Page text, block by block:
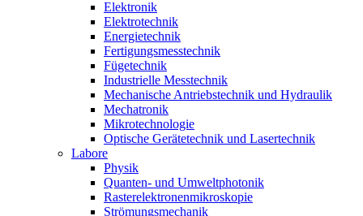
Elektronik
Elektrotechnik
Energietechnik
Fertigungsmesstechnik
Fügetechnik
Industrielle Messtechnik
Mechanische Antriebstechnik und Hydraulik
Mechatronik
Mikrotechnologie
Optische Gerätetechnik und Lasertechnik
Labore
Physik
Quanten- und Umweltphotonik
Rasterelektronenmikroskopie
Strömungsmechanik